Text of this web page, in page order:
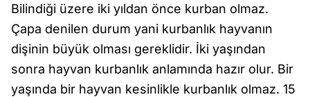
Bilindiği üzere iki yıldan önce kurban olmaz.
Çapa denilen durum yani kurbanlık hayvanın
dişinin büyük olması gereklidir. İki yaşından
sonra hayvan kurbanlık anlamında hazır olur. Bir
yaşında bir hayvan kesinlikle kurbanlık olmaz. 15